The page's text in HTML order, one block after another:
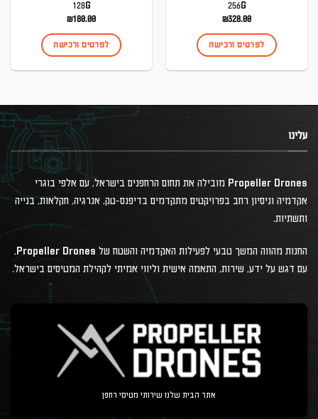
256G
₪328.00
לפרטים ורכישה
128G
₪180.00
לפרטים ורכישה
עלינו
Propeller Drones מובילה את תחום הרחפנים בישראל, עם אלפי בוגרי
אקדמיה וניסיון רחב בפרויקטים מתקדמים בדיפנס-טק, אנרגיה, חקלאות, בנייה
ותשתיות.
החנות מהווה המשך טבעי לפעילות האקדמיה והשטח של Propeller Drones,
עם דגש על ידע, שירות, התאמה אישית וליווי אמיתי לקהילת המטיסים בישראל.
אתר הבית שלנו שירותי מטיסי רחפן